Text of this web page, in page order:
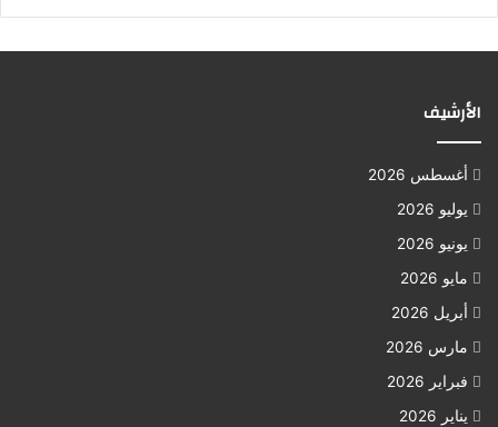
الأرشيف
أغسطس 2026
يوليو 2026
يونيو 2026
مايو 2026
أبريل 2026
مارس 2026
فبراير 2026
يناير 2026